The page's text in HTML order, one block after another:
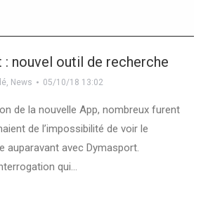
: nouvel outil de recherche
, News 05/10/18 13:02
de la nouvelle App, nombreux furent
de l’impossibilité de voir le
auparavant avec Dymasport.
qui…